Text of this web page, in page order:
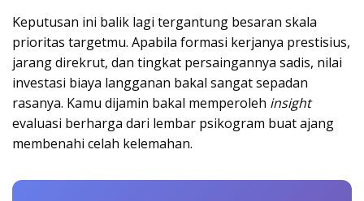
Keputusan ini balik lagi tergantung besaran skala
prioritas targetmu. Apabila formasi kerjanya prestisius,
jarang direkrut, dan tingkat persaingannya sadis, nilai
investasi biaya langganan bakal sangat sepadan
rasanya. Kamu dijamin bakal memperoleh insight
evaluasi berharga dari lembar psikogram buat ajang
membenahi celah kelemahan.